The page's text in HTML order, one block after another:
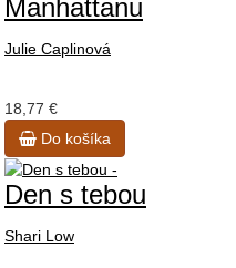
Manhattanu
Julie Caplinová
18,77 €
Do košíka
Den s tebou
Shari Low